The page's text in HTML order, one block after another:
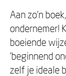
Aan zo'n
ondernemer!
boeiende
'beginnend
zelf je ideale